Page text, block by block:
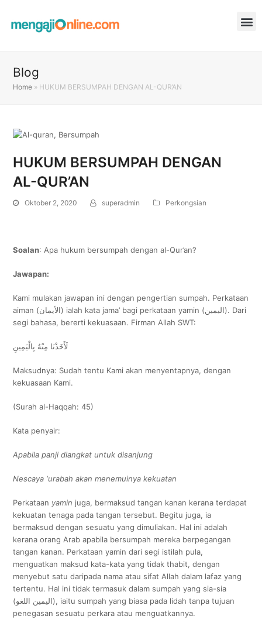
Blog
Home » HUKUM BERSUMPAH DENGAN AL-QUR’AN
HUKUM BERSUMPAH DENGAN
AL-QUR’AN
Oktober 2, 2020 superadmin Perkongsian
Soalan: Apa hukum bersumpah dengan al-Qur’an?
Jawapan:
Kami mulakan jawapan ini dengan pengertian sumpah. Perkataan
aiman (الأيمان) ialah kata jama’ bagi perkataan yamin (اليمين). Dari
segi bahasa, bererti kekuasaan. Firman Allah SWT:
لَأَخَذْنَا مِنْهُ بِالْيَمِينِ
Maksudnya: Sudah tentu Kami akan menyentapnya, dengan
kekuasaan Kami.
(Surah al-Haqqah: 45)
Kata penyair:
Apabila panji diangkat untuk disanjung
Nescaya ‘urabah akan menemuinya kekuatan
Perkataan yamin juga, bermaksud tangan kanan kerana terdapat
kekuatan tenaga pada tangan tersebut. Begitu juga, ia
bermaksud dengan sesuatu yang dimuliakan. Hal ini adalah
kerana orang Arab apabila bersumpah mereka berpegangan
tangan kanan. Perkataan yamin dari segi istilah pula,
menguatkan maksud kata-kata yang tidak thabit, dengan
menyebut satu daripada nama atau sifat Allah dalam lafaz yang
tertentu. Hal ini tidak termasuk dalam sumpah yang sia-sia
(اليمين اللغو), iaitu sumpah yang biasa pada lidah tanpa tujuan
penegasan sesuatu perkara atau menguatkannya.